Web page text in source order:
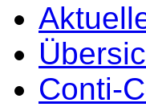
Conti-